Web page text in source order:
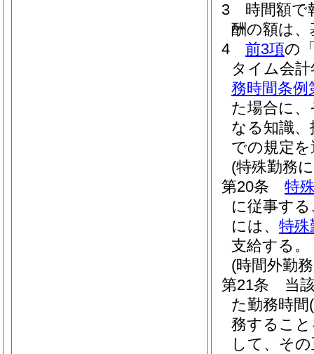
3
時間額で
酬の額は
4
前3項の
タイム会
務時間条例
た場合に
なる知識
での規定
(特殊勤務
第20条
特
に従事す
には、 特殊
支給する。
(時間外勤
第21条
当
た勤務時間
務するこ
して、そ